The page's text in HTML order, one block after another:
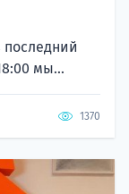
последний
мы...
1370